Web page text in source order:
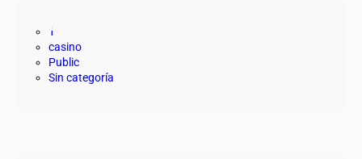
Categorías
1
casino
Public
Sin categoría